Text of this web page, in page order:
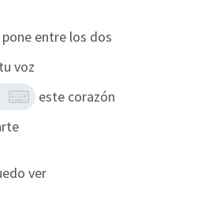
entre los dos
voz
este corazón
ver